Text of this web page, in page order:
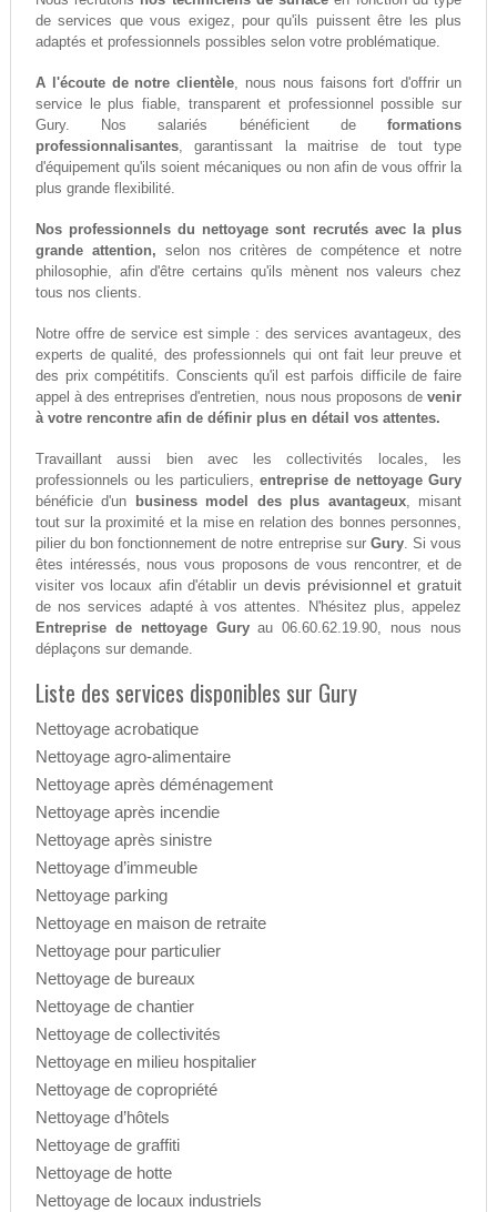
de services que vous exigez, pour qu'ils puissent être les plus
adaptés et professionnels possibles selon votre problématique.
A l'écoute de notre clientèle, nous nous faisons fort d'offrir un
service le plus fiable, transparent et professionnel possible sur
Gury. Nos salariés bénéficient deformations
professionnalisantes, garantissant la maitrise de tout type
d'équipement qu'ils soient mécaniques ou non afin de vous offrir la
plus grande flexibilité.
Nos professionnels du nettoyage sont recrutés avec la plus
grande attention, selon nos critères de compétence et notre
philosophie, afin d'être certains qu'ils mènent nos valeurs chez
tous nos clients.
Notre offre de service est simple : des services avantageux, des
experts de qualité, des professionnels qui ont fait leur preuve et
des prix compétitifs. Conscients qu'il est parfois difficile de faire
appel à des entreprises d'entretien, nous nous proposons devenir
à votre rencontre afin de définir plus en détail vos attentes.
Travaillant aussi bien avec les collectivités locales, les
professionnels ou les particuliers, entreprise de nettoyage Gury
bénéficie d'un
business model des plus avantageux, misant
tout sur la proximité et la mise en relation des bonnes personnes,
pilier du bon fonctionnement de notre entreprise sur Gury. Si vous
êtes intéressés, nous vous proposons de vous rencontrer, et de
visiter vos locaux afin d'établir undevis prévisionnel et gratuit
de nos services adapté à vos attentes. N'hésitez plus, appelez
Entreprise de nettoyage Guryau 06.60.62.19.90, nous nous
déplaçons sur demande.
Liste des services disponibles sur Gury
Nettoyage acrobatique
Nettoyage agro-alimentaire
Nettoyage après déménagement
Nettoyage après incendie
Nettoyage après sinistre
Nettoyage d’immeuble
Nettoyage parking
Nettoyage en maison de retraite
Nettoyage pour particulier
Nettoyage de bureaux
Nettoyage de chantier
Nettoyage de collectivités
Nettoyage en milieu hospitalier
Nettoyage de copropriété
Nettoyage d’hôtels
Nettoyage de graffiti
Nettoyage de hotte
Nettoyage de locaux industriels